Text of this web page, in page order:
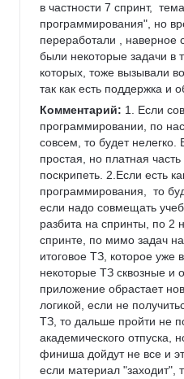
в частности 7 спринт,
программирования", но
переработали , наверное
были некоторые задачи в
которых, тоже вызывали
так как есть поддержка и
Комментарий: 1. Если
программировании, по
совсем, то будет нелегко.
простая, но платная часть
поскрипеть. 2.Если есть
программирования,  то
если надо совмещать
разбита на спринты, по 2
спринте, по мимо задач
итоговое ТЗ, которое уже
некоторые ТЗ сквозные и
приложение обрастает
логикой, если не
ТЗ, то дальше пройти не
академического отпуска,
финиша дойдут не все и
если материал "заходит",